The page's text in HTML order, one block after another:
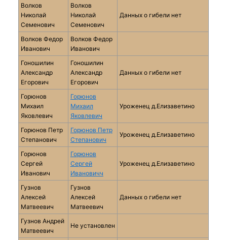
Волков
Николай
Семенович
Волков
Николай
Семенович
Данных о гибели нет
Волков Федор
Иванович
Волков Федор
Иванович
Гоношилин
Александр
Егорович
Гоношилин
Александр
Егорович
Данных о гибели нет
Горюнов
Михаил
Яковлевич
Горюнов
Михаил
Яковлевич
Уроженец д.Елизаветино
Горюнов Петр
Степанович
Горюнов Петр
Степанович
Уроженец д.Елизаветино
Горюнов
Сергей
Иванович
Горюнов
Сергей
Ивановичч
Уроженец д.Елизаветино
Гузнов
Алексей
Матвеевич
Гузнов
Алексей
Матвеевич
Данных о гибели нет
Гузнов Андрей
Матвеевич
Не установлен